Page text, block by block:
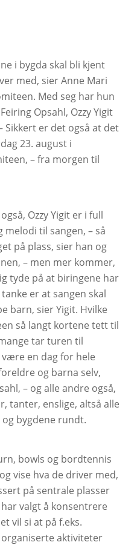
i bygda skal bli kjent
med, sier Anne Mari
Med seg har hun
Opsahl, Ozzy Yigit
Sikkert er det også at det
23. august i
– fra morgen til
Ozzy Yigit er i full
melodi til sangen, – så
på plass, sier han og
– men mer kommer,
tyde på at biringene har
er at sangen skal
barn, sier Yigit. Hvilke
så langt kortene tett til
tar turen til
en dag for hele
og barna selv,
– og alle andre også,
tanter, enslige, altså alle
og bygdene rundt.
bowls og bordtennis
vise hva de driver med,
på sentrale plasser
valgt å konsentrere
vil si at på f.eks.
aktiviteter